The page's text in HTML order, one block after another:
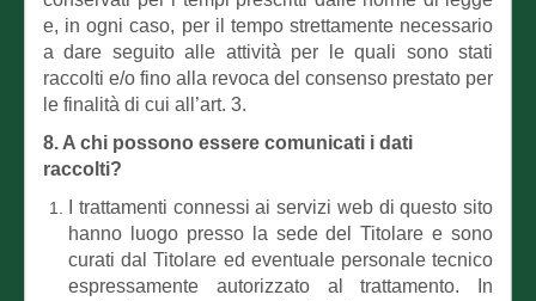
e, in ogni caso, per il tempo strettamente necessario
a dare seguito alle attività per le quali sono stati
raccolti e/o fino alla revoca del consenso prestato per
le finalità di cui all’art. 3.
8. A chi possono essere comunicati i dati
raccolti?
I trattamenti connessi ai servizi web di questo sito
hanno luogo presso la sede del Titolare e sono
curati dal Titolare ed eventuale personale tecnico
espressamente autorizzato al trattamento. In